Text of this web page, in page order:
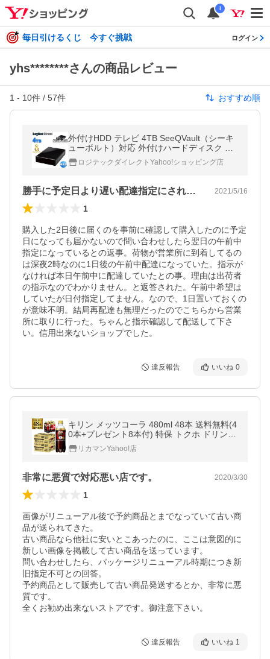
i
毎日引けるくじ 今すぐ挑戦 ログイン
yhs********さんの商品レビュー
1 - 10件 / 57件 おすすめ順
外付けHDD テレビ 4TB SeeQVault（シーキ
ューボルト）対応 外付けハードディスク ブ
ラック エレコム 再生品 ELD-QEN040UBK-Y
Y
ロジテックダイレクトYahoo!ショッピング店
勝手に予定日より遅い配達指定にされていた 2021/5/16
1
購入した2日後に届くのを事前に確認して購入したのに予定
日になっても届かないので問い合わせしたら翌日の午前中
指定になっているとの返事。荷物が営業所に到着してるの
は深夜2時なのに1日後の午前中配達になっていた。指示が
なければ本日午前中に配達していたとの事。理由は出荷者
の指示なのでわかりません。と返答された。午前中希望は
していたが日付指定してません。なので、1日置いておくの
が意味不明。結局再配達も無理だったのでこちらから営業
所に取りに行った。ちゃんと指示確認して配送して下さ
い。信用出来ないショップでした。
違反報告 いいね 0
キリン メッツコーラ 480ml 48本 送料無料(4
0本+プレゼント8本付) 特保 トクホ ドリンク
ジュース GLY
リカマンYahoo!店
非常に悪質で対応悪い店です。 2020/3/30
1
画像がリニューアル後で予約商品とまでなっていて古い商
品が送られてきた。
古い商品なら他社に安いとこあったのに、ここは意図的に
新しい画像を掲載して古い商品を送っています。
問い合わせしたら、パッケージリニューアル時期につき新
旧指定不可との回答。
予約商品として販売して古い商品発送するとか、非常に悪
質です。
全くお勧め出来ないストアです。御注意下さい。
違反報告 いいね 1